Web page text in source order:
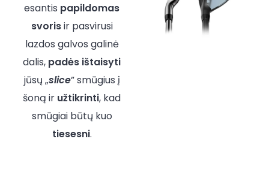
esantis papildomas
svorisir pasvirusi
lazdos galvos galinė
dalis, padės ištaisyti
jūsų „slice” smūgius į
šoną ir užtikrinti, kad
smūgiai būtų kuo
tiesesni.